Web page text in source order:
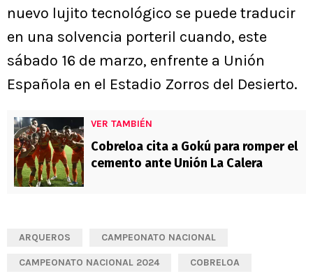
nuevo lujito tecnológico se puede traducir
en una solvencia porteril cuando, este
sábado 16 de marzo, enfrente a Unión
Española en el Estadio Zorros del Desierto.
VER TAMBIÉN
Cobreloa cita a Gokú para romper el
cemento ante Unión La Calera
ARQUEROS CAMPEONATO NACIONAL
CAMPEONATO NACIONAL 2024 COBRELOA